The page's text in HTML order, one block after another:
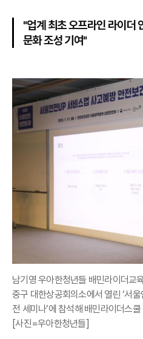
"업계 최초 오프라인 라이더
문화 조성 기여"
남기영 우아한청년들 배민라이더교
중구 대한상공회의소에서 열린 ‘서
전 세미나’에 참석해 배민라이더스
[사진=우아한청년들]